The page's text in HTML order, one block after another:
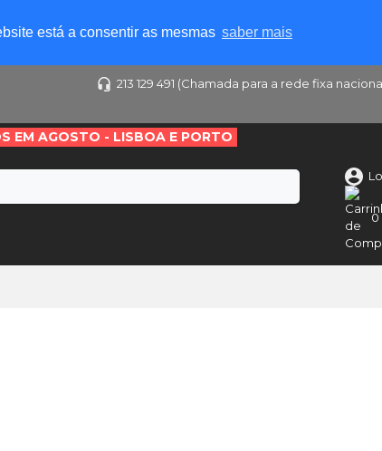
está a consentir as mesmas saber mais
213 129 491 (Chamada para a rede fixa
EM AGOSTO - LISBOA E PORTO
0